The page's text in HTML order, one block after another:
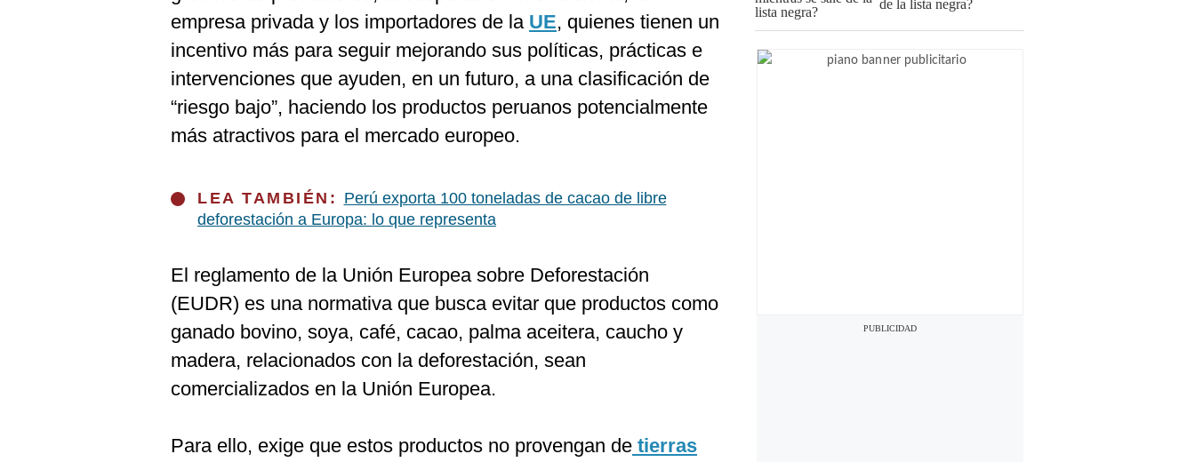
empresa privada y los importadores de la UE, quienes tienen un
incentivo más para seguir mejorando sus políticas, prácticas e
intervenciones que ayuden, en un futuro, a una clasificación de
“riesgo bajo”, haciendo los productos peruanos potencialmente
más atractivos para el mercado europeo.
LEA TAMBIÉN: Perú exporta 100 toneladas de cacao de libre
deforestación a Europa: lo que representa
El reglamento de la Unión Europea sobre Deforestación
(EUDR) es una normativa que busca evitar que productos como
ganado bovino, soya, café, cacao, palma aceitera, caucho y
madera, relacionados con la deforestación, sean
comercializados en la Unión Europea.
Para ello, exige que estos productos no provengan de tierras
de la lista negra?